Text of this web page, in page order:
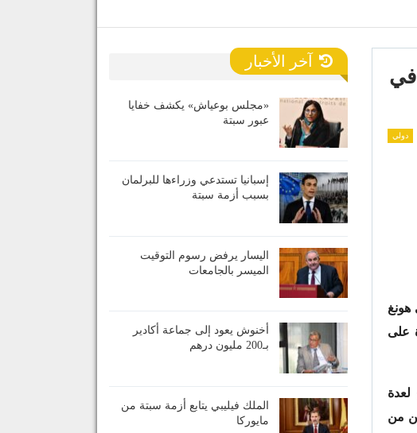
في
دولي
هونغ
على
لعدة
من
آخر الأخبار
«مجلس بوعياش» يكشف خفايا
عبور سبتة
إسبانيا تستدعي وزراءها للبرلمان
بسبب أزمة سبتة
اليسار يرفض رسوم التوقيت
الميسر بالجامعات
أخنوش يعود إلى جماعة أكادير
بـ200 مليون درهم
الملك فيليبي يتابع أزمة سبتة من
مايوركا